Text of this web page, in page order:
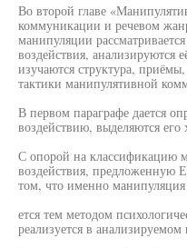
Во второй главе
коммуникации и речевом
манипуляции
воздействия,
изучаются структура,
тактики манипулятивной
В первом параграфе дается
воздействию, выделяются его
С опорой на классификацию
воздействия, предложенную
том, что именно манипуляция
ется тем методом
реализуется в